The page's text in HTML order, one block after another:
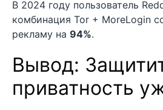
В 2024 году пользователь
комбинация Tor + MoreLogin
рекламу на 94%.
Вывод:
приватность